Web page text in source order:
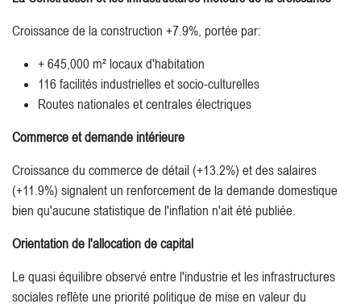
Croissance de la construction +7.9%, portée par:
+ 645,000 m² locaux d'habitation
116 facilités industrielles et socio-culturelles
Routes nationales et centrales électriques
Commerce et demande intérieure
Croissance du commerce de détail (+13.2%) et des salaires
(+11.9%) signalent un renforcement de la demande domestique
bien qu'aucune statistique de l'inflation n'ait été publiée.
Orientation de l'allocation de capital
Le quasi équilibre observé entre l'industrie et les infrastructures
sociales reflète une priorité politique de mise en valeur du